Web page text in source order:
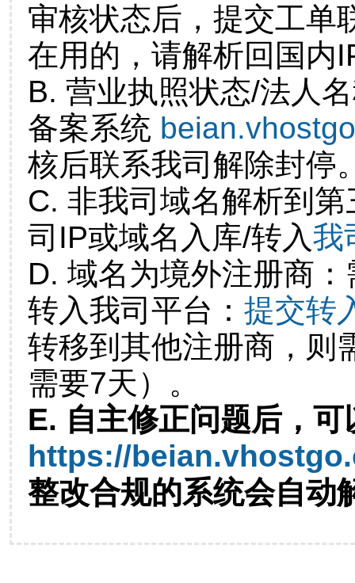
审核状态后，提交工单
在用的，请解析回国内
B. 营业执照状态/法人
备案系统
核后联系我司解除封停
C. 非我司域名解析到
司IP或域名入库/转入我
D. 域名为境外注册商
转入我司平台： 提交转
转移到其他注册商，则
需要7天）。
E. 自主修正问题后，可
https://
整改合规的系统会自动